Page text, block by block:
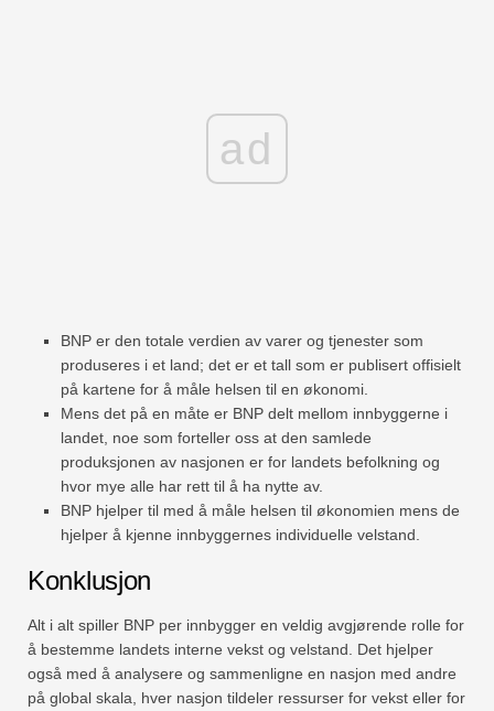
ad
BNP er den totale verdien av varer og tjenester som
produseres i et land; det er et tall som er publisert offisielt
på kartene for å måle helsen til en økonomi.
Mens det på en måte er BNP delt mellom innbyggerne i
landet, noe som forteller oss at den samlede
produksjonen av nasjonen er for landets befolkning og
hvor mye alle har rett til å ha nytte av.
BNP hjelper til med å måle helsen til økonomien mens de
hjelper å kjenne innbyggernes individuelle velstand.
Konklusjon
Alt i alt spiller BNP per innbygger en veldig avgjørende rolle for
å bestemme landets interne vekst og velstand. Det hjelper
også med å analysere og sammenligne en nasjon med andre
på global skala, hver nasjon tildeler ressurser for vekst eller for